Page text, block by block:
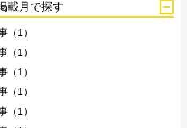
載月で探す
（1）
（1）
（1）
（1）
（1）